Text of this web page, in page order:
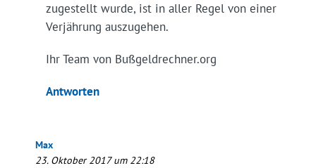
zugestellt wurde, ist in aller Regel von einer
Verjährung auszugehen.
Ihr Team von Bußgeldrechner.org
Antworten
Max
23. Oktober 2017 um 22:18